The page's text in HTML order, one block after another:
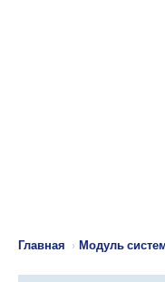
Главная › Модуль